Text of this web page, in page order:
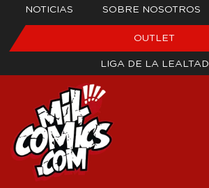
NOTICIAS SOBRE NOSOTROS
OUTLET
LIGA DE LA LEALTAD